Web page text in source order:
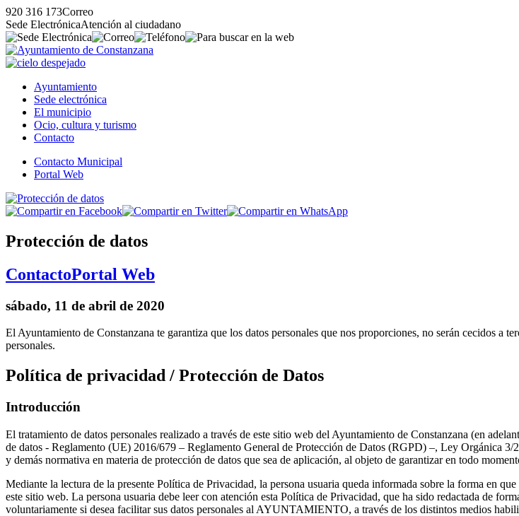
920 316 173Correo
Sede ElectrónicaAtención al ciudadano
Ayuntamiento
Sede electrónica
El municipio
Ocio, cultura y turismo
Contacto
Contacto Municipal
Portal Web
Protección de datos
ContactoPortal Web
sábado, 11 de abril de 2020
El Ayuntamiento de Constanzana te garantiza que los datos personales que nos proporciones, no serán cecidos a
personales.
Política de privacidad / Protección de Datos
Introducción
El tratamiento de datos personales realizado a través de este sitio web del Ayuntamiento de Constanzana (en
de datos - Reglamento (UE) 2016/679 – Reglamento General de Protección de Datos (RGPD) –, Ley Orgánica
y demás normativa en materia de protección de datos que sea de aplicación, al objeto de garantizar en todo
Mediante la lectura de la presente Política de Privacidad, la persona usuaria queda informada sobre la forma en
este sitio web. La persona usuaria debe leer con atención esta Política de Privacidad, que ha sido redactada de
voluntariamente si desea facilitar sus datos personales al AYUNTAMIENTO, a través de los distintos medios